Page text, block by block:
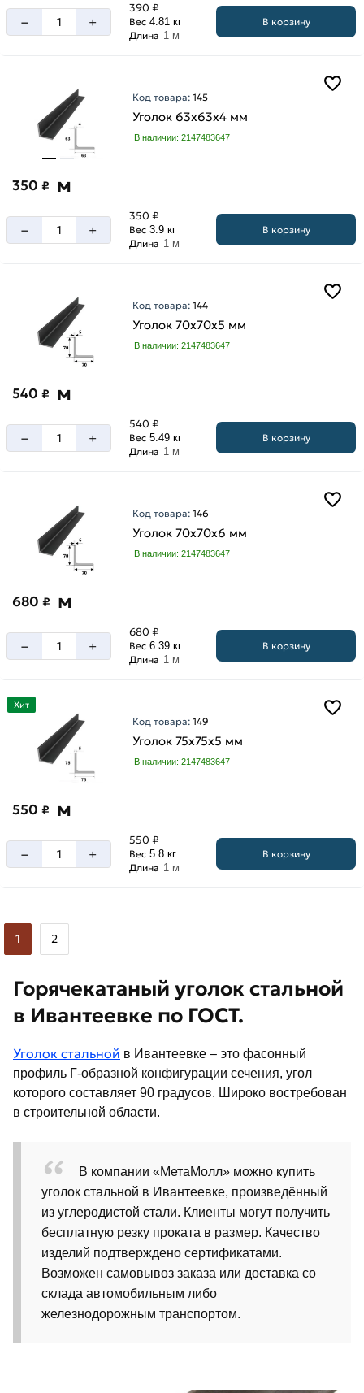
– +
390 ₽
Вес 4.81 кг
Длина 1 м
В корзину
Код товара:145
Уголок 63х63х4 мм
В наличии: 2147483647
350 ₽ м
– +
350 ₽
Вес 3.9 кг
Длина 1 м
В корзину
Код товара:144
Уголок 70х70х5 мм
В наличии: 2147483647
540 ₽ м
– +
540 ₽
Вес 5.49 кг
Длина 1 м
В корзину
Код товара:146
Уголок 70х70х6 мм
В наличии: 2147483647
680 ₽ м
– +
680 ₽
Вес 6.39 кг
Длина 1 м
В корзину
Хит
Код товара:149
Уголок 75х75х5 мм
В наличии: 2147483647
550 ₽ м
– +
550 ₽
Вес 5.8 кг
Длина 1 м
В корзину
1 2
Горячекатаный уголок стальной
в Ивантеевке по ГОСТ.
Уголок стальной в Ивантеевке – это фасонный
профиль Г-образной конфигурации сечения, угол
которого составляет 90 градусов. Широко востребован
в строительной области.
В компании «МетаМолл» можно купить
уголок стальной в Ивантеевке, произведённый
из углеродистой стали. Клиенты могут получить
бесплатную резку проката в размер. Качество
изделий подтверждено сертификатами.
Возможен самовывоз заказа или доставка со
склада автомобильным либо
железнодорожным транспортом.